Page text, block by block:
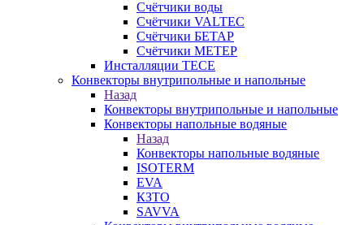
Счётчики воды
Счётчики VALTEC
Счётчики БЕТАР
Счётчики МЕТЕР
Инсталляции TECE
Конвекторы внутрипольные и напольные
Назад
Конвекторы внутрипольные и напольные
Конвекторы напольные водяные
Назад
Конвекторы напольные водяные
ISOTERM
EVA
КЗТО
SAVVA